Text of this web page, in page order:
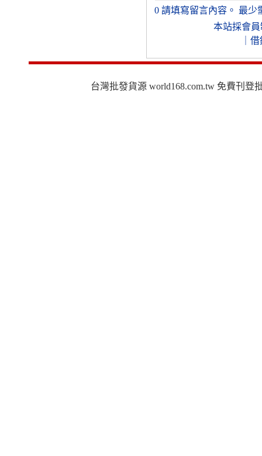
0 請填寫留言內容。 最少
本站採會員
借
台灣批發貨源 world168.com.tw 免費刊登